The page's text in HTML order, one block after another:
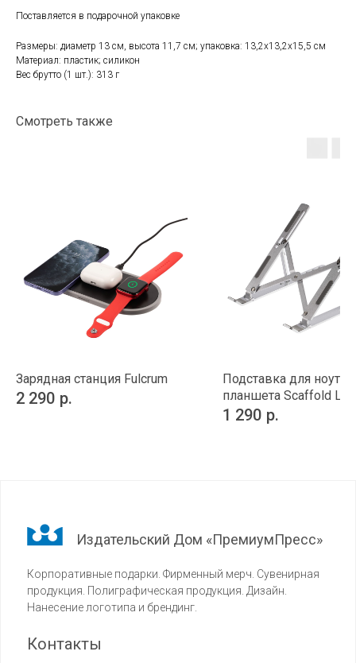
Поставляется в подарочной упаковке
Размеры: диаметр 13 см, высота 11,7 см; упаковка: 13,2x13,2x15,5 см
Материал: пластик; силикон
Вес брутто (1 шт.): 313 г
Смотреть также
Зарядная станция Fulcrum
2 290 р.
Подставка для
планшета Scaffold
1 290 р.
Издательский Дом «ПремиумПресс»
Корпоративные подарки. Фирменный мерч. Сувенирная
продукция. Полиграфическая продукция. Дизайн.
Нанесение логотипа и брендинг.
Контакты